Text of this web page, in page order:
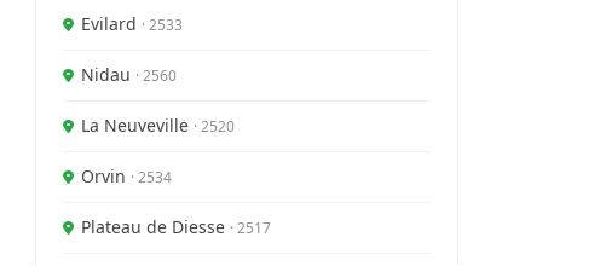
Evilard · 2533
Nidau · 2560
La Neuveville · 2520
Orvin · 2534
Plateau de Diesse · 2517